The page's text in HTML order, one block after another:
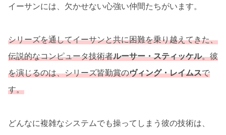
イーサンには、欠かせない心強い仲間たちがいます。
シリーズを通してイーサンと共に困難を乗り越えてきた、
伝説的なコンピュータ技術者ルーサー・スティッケル。彼
を演じるのは、シリーズ皆勤賞のヴィング・レイムスで
す。
どんなに複雑なシステムでも操ってしまう彼の技術は、